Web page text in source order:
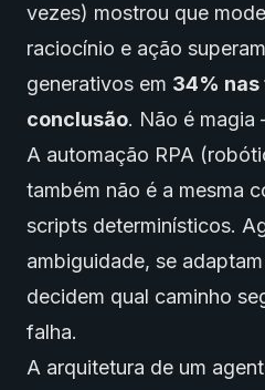
vezes) mostrou que
raciocínio e ação
generativos em 34%
conclusão. Não é
A automação RPA
também não é a mesma
scripts determinísticos.
ambiguidade, se
decidem qual caminho
falha.
A arquitetura de um